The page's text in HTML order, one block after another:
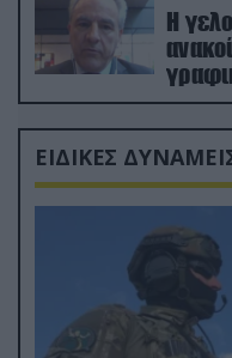
Η
ΕΙΔΙΚΕΣ